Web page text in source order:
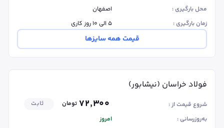
محل بارگیری :
اصفهان
زمان بارگیری :
۵ الی ۱۰ روز کاری
قیمت همه سایزها
فولاد خراسان (نیشابور)
شروع قیمت از : ۷۲٬۳۰۰ تومان
ثابت
به‌روزرسانی :
امروز